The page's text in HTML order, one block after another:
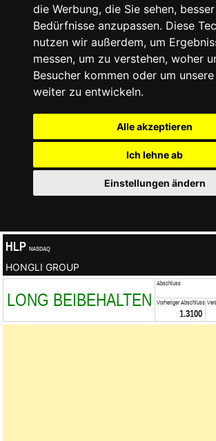
die Werbung, die Sie sehen,
Bedürfnisse anzupassen. Diese
nutzen wir außerdem, um
messen, um zu verstehen, woher
Besucher kommen oder um
weiter zu entwickeln.
Alle akzeptieren
Ich lehne ab
Einstellungen ändern
HLP NASDAQ
HONGLI GROUP
LONG BEIBEHALTEN
Abschluss
Vorheriger Abschluss
1.3100